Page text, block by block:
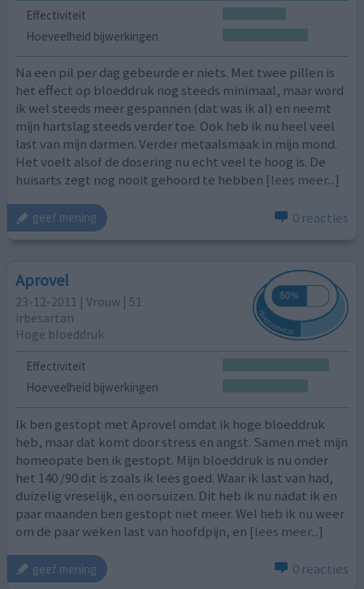
Effectiviteit
Hoeveelheid bijwerkingen
Na een pil per dag gebeurde er niets. Met twee pillen is
het effect op bloeddruk nog steeds minimaal, maar word
ik wel steeds meer gespannen (dat was ik al) en neemt
mijn hartslag steeds verder toe. Ook heb ik nu heel veel
last van mijn darmen. Verder metaalsmaak in mijn mond.
Het voelt alsof de dosering nu echt veel te hoog is. De
huisarts zegt nog nooit gehoord te hebben [lees meer...]
geef mening 0 reacties
Aprovel
23-12-2011 | Vrouw | 51
irbesartan
Hoge bloeddruk
Effectiviteit
Hoeveelheid bijwerkingen
Ik ben gestopt met Aprovel omdat ik hoge bloeddruk
heb, maar dat komt door stress en angst. Samen met mijn
homeopate ben ik gestopt. Mijn bloeddruk is nu onder
het 140 /90 dit is zoals ik lees goed. Waar ik last van had,
duizelig vreselijk, en oorsuizen. Dit heb ik nu nadat ik en
paar maanden ben gestopt niet meer. Wel heb ik nu weer
om de paar weken last van hoofdpijn, en [lees meer...]
geef mening 0 reacties